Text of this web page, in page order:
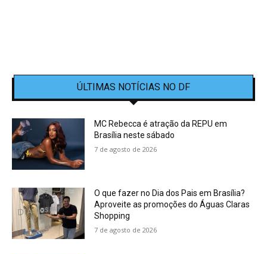
ÚLTIMAS NOTÍCIAS NO DF
MC Rebecca é atração da REPU em
Brasília neste sábado
7 de agosto de 2026
O que fazer no Dia dos Pais em Brasília?
Aproveite as promoções do Águas Claras
Shopping
7 de agosto de 2026